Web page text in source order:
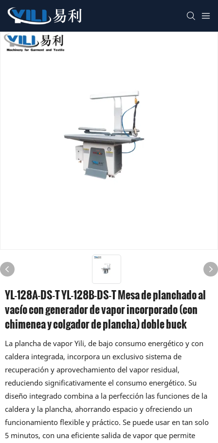
YL-128A-DS-T YL-128B-DS-T Mesa de planchado al
vacío con generador de vapor incorporado (con
chimenea y colgador de plancha) doble buck
La plancha de vapor Yili, de bajo consumo energético y con
caldera integrada, incorpora un exclusivo sistema de
recuperación y aprovechamiento del vapor residual,
reduciendo significativamente el consumo energético. Su
diseño integrado combina a la perfección las funciones de la
caldera y la plancha, ahorrando espacio y ofreciendo un
funcionamiento flexible y práctico. Se puede usar en tan solo
5 minutos, con una eficiente salida de vapor que permite